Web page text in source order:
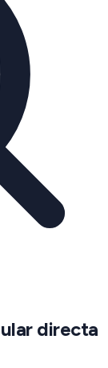
directa